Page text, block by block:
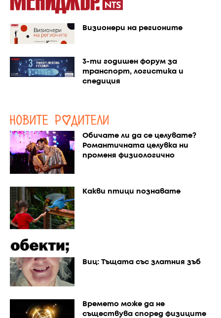
Визионери на регионите
3-ти годишен форум за
транспорт, логистика и
спедиция
Обичате ли да се целувате?
Романтичната целувка ни
променя физиологично
Какви птици познавате
Виц: Тъщата със златния зъб
Времето може да не
съществува според физиците